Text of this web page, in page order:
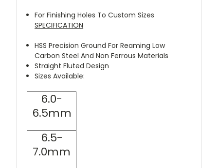
For Finishing Holes To Custom Sizes
SPECIFICATION
HSS Precision Ground For Reaming Low
Carbon Steel And Non Ferrous Materials
Straight Fluted Design
Sizes Available:
6.0-
6.5mm
6.5-
7.0mm